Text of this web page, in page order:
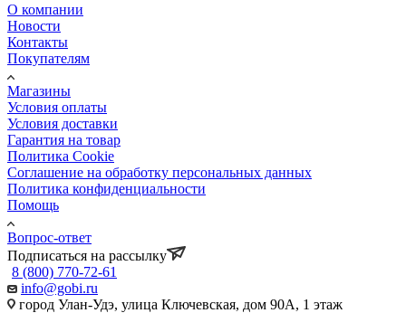
О компании
Новости
Контакты
Покупателям
Магазины
Условия оплаты
Условия доставки
Гарантия на товар
Политика Cookie
Соглашение на обработку персональных данных
Политика конфиденциальности
Помощь
Вопрос-ответ
Подписаться на рассылку
8 (800) 770-72-61
info@gobi.ru
город Улан-Удэ, улица Ключевская, дом 90А, 1 этаж